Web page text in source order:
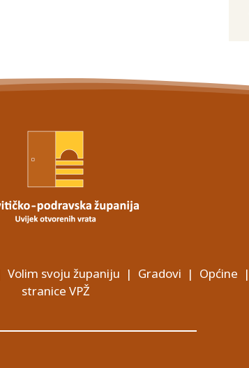
Volim svoju županiju | Gradovi | Općine |
stranice VPŽ